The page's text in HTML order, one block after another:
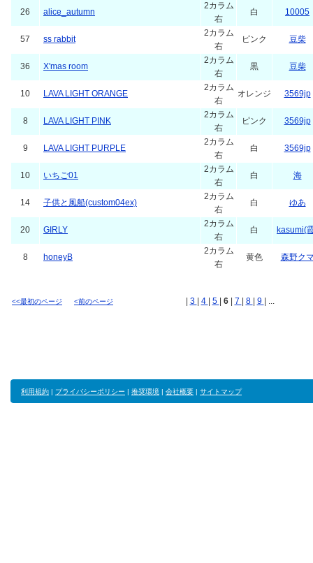
26 alice_autumn
2カラム
右
白 10005
57 ss rabbit
2カラム
右
ピンク 豆柴
36 X'mas room
2カラム
右
黒 豆柴
10 LAVA LIGHT ORANGE
2カラム
右
オレンジ 3569jp
8 LAVA LIGHT PINK
2カラム
右
ピンク 3569jp
9 LAVA LIGHT PURPLE
2カラム
右
白 3569jp
10 いちご01
2カラム
右
白 海
14 子供と風船(custom04ex)
2カラム
右
白 ゆあ
20 GIRLY
2カラム
右
白 kasumi(
8 honeyB
2カラム
右
黄色 森野ク
<<最初のページ <前のページ 3 4 5 6 7 8 9 | ...
利用規約 | プライバシーポリシー | 推奨環境 | 会社概要 | サイトマップ